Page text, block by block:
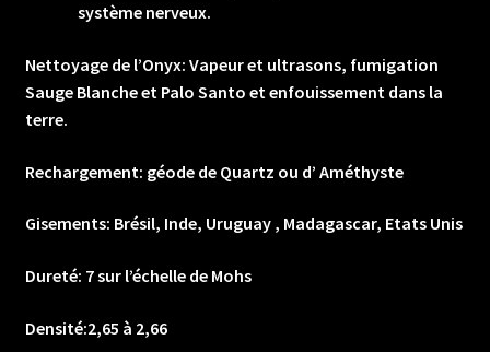
système nerveux.
Nettoyage de l’Onyx: Vapeur et ultrasons, fumigation
Sauge Blanche et Palo Santo et enfouissement dans la
terre.
Rechargement: géode de Quartz ou d’ Améthyste
Gisements: Brésil, Inde, Uruguay , Madagascar, Etats Unis
Dureté: 7 sur l’échelle de Mohs
Densité:2,65 à 2,66